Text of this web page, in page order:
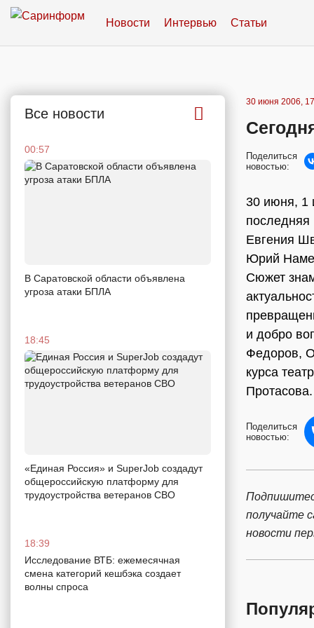
Новости Интервью Статьи
Все новости
00:57
В Саратовской области объявлена
угроза атаки БПЛА
18:45
«Единая Россия» и SuperJob создадут
общероссийскую платформу для
трудоустройства ветеранов СВО
18:39
Исследование ВТБ: ежемесячная
смена категорий кешбэка создает
волны спроса
30 июня 2006,
Поделиться
новостью:
30 июня, 1
последняя
Евгения
Юрий
Сюжет
и добро
Федоров,
курса
Протасова.
Поделиться
новостью:
получайте
новости